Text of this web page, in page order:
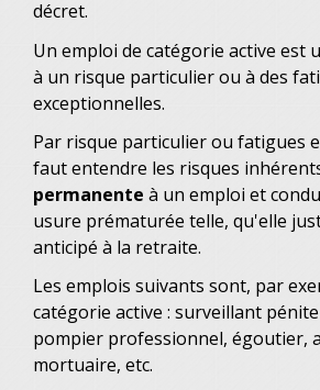
décret.
Un emploi de catégorie active est
à un risque particulier ou à des
exceptionnelles.
Par risque particulier ou fatigues
faut entendre les risques
permanente à un emploi et
usure prématurée telle, qu'elle
anticipé à la retraite.
Les emplois suivants sont, par
catégorie active : surveillant
pompier professionnel, égoutier,
mortuaire, etc.